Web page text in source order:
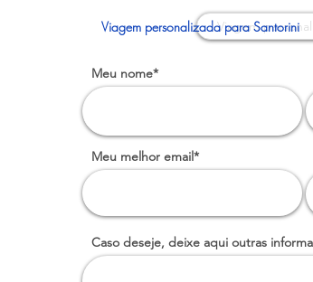
Viagem personalizada para Santorini
Meu nome*
Meu melhor email*
Caso deseje, deixe aqui outras